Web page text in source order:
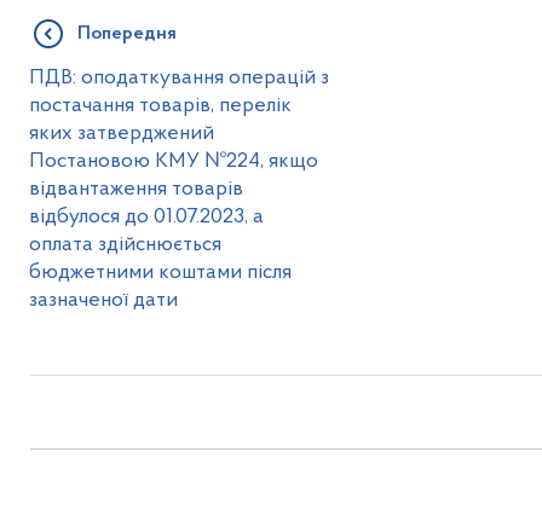
Попередня
ПДВ: оподаткування операцій з
постачання товарів, перелік
яких затверджений
Постановою КМУ №224, якщо
відвантаження товарів
відбулося до 01.07.2023, а
оплата здійснюється
бюджетними коштами після
зазначеної дати